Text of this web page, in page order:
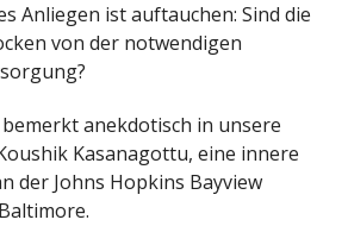
Anliegen ist auftauchen: Sind die
von der notwendigen
anekdotisch in unsere
Kasanagottu, eine innere
der Johns Hopkins Bayview